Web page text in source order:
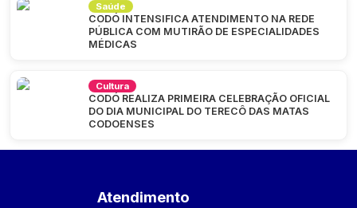
Saúde
CODÓ INTENSIFICA ATENDIMENTO NA REDE
PÚBLICA COM MUTIRÃO DE ESPECIALIDADES
MÉDICAS
Cultura
CODÓ REALIZA PRIMEIRA CELEBRAÇÃO OFICIAL
DO DIA MUNICIPAL DO TERECÔ DAS MATAS
CODOENSES
Atendimento